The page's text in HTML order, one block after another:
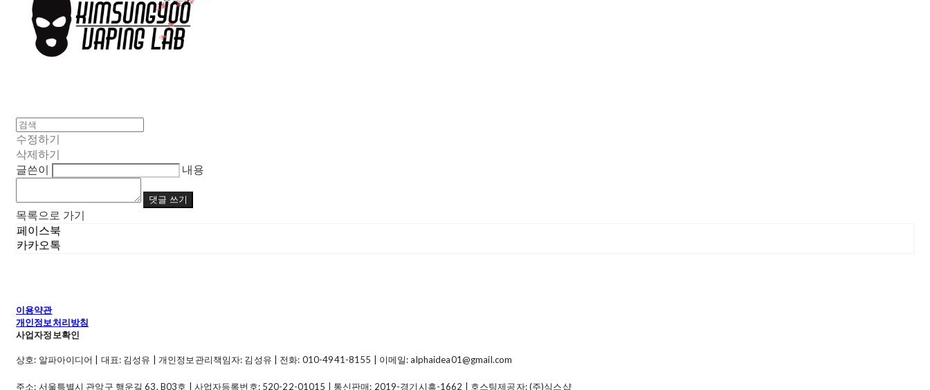
수정하기
삭제하기
글쓴이
내용
댓글 쓰기
목록으로 가기
페이스북
카카오톡
이용약관
개인정보처리방침
사업자정보확인
상호: 알파아이디어 | 대표: 김성유 | 개인정보관리책임자: 김성유 | 전화: 010-4941-8155 | 이메일: alphaidea01@gmail.com
주소: 서울특별시 관악구 행운길 63, B03호 | 사업자등록번호: 520-22-01015 | 통신판매: 2019-경기시흥-1662 | 호스팅제공자: (주)식스샵